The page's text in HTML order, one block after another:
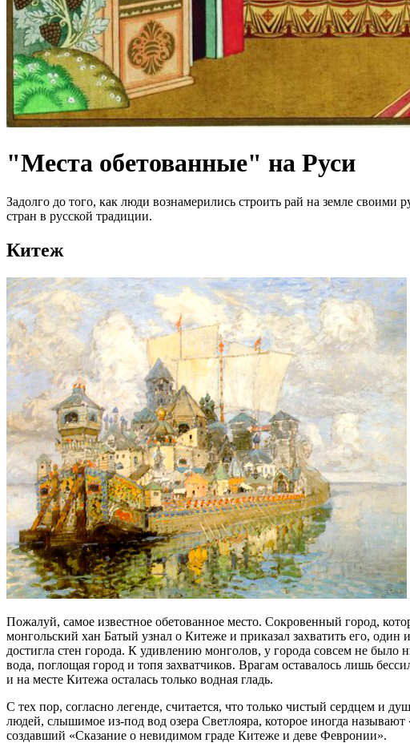
"Места обетованные" на Руси
Задолго до того, как люди вознамерились строить рай на земле
стран в русской традиции.
Китеж
Пожалуй, самое известное обетованное место. Сокровенный город,
монгольский хан Батый узнал о Китеже и приказал захватить его,
достигла стен города. К удивлению монголов, у города совсем не
вода, поглощая город и топя захватчиков. Врагам оставалось лишь
и на месте Китежа осталась только водная гладь.
С тех пор, согласно легенде, считается, что только чистый сердцем
людей, слышимое из-под вод озера Светлояра, которое иногда
создавший «Сказание о невидимом граде Китеже и деве Февронии».